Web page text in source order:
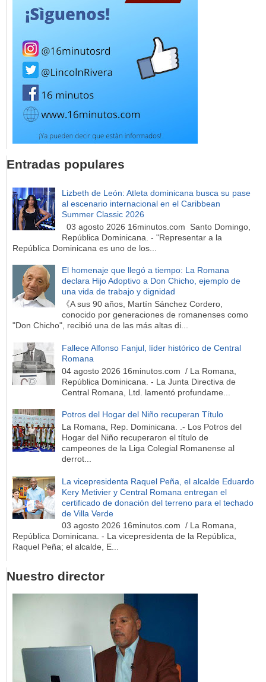
Entradas populares
Lizbeth de León: Atleta dominicana busca su pase
al escenario internacional en el Caribbean
Summer Classic 2026
03 agosto 2026 16minutos.com Santo Domingo,
República Dominicana. - "Representar a la
República Dominicana es uno de los...
El homenaje que llegó a tiempo: La Romana
declara Hijo Adoptivo a Don Chicho, ejemplo de
una vida de trabajo y dignidad
《A sus 90 años, Martín Sánchez Cordero,
conocido por generaciones de romanenses como
"Don Chicho", recibió una de las más altas di...
Fallece Alfonso Fanjul, líder histórico de Central
Romana
04 agosto 2026 16minutos.com / La Romana,
República Dominicana. - La Junta Directiva de
Central Romana, Ltd. lamentó profundame...
Potros del Hogar del Niño recuperan Título
La Romana, Rep. Dominicana. .- Los Potros del
Hogar del Niño recuperaron el título de
campeones de la Liga Colegial Romanense al
derrot...
La vicepresidenta Raquel Peña, el alcalde Eduardo
Kery Metivier y Central Romana entregan el
certificado de donación del terreno para el techado
de Villa Verde
03 agosto 2026 16minutos.com / La Romana,
República Dominicana. - La vicepresidenta de la República,
Raquel Peña; el alcalde, E...
Nuestro director